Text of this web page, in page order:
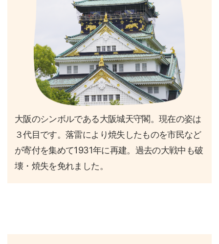
大阪のシンボルである大阪城天守閣。現在の姿は
３代目です。落雷により焼失したものを市民など
が寄付を集めて1931年に再建。過去の大戦中も破
壊・焼失を免れました。